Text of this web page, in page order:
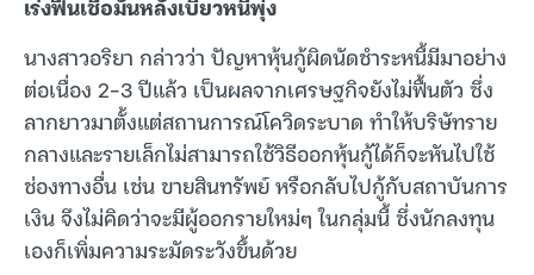
นางสาวอริยา กล่าวว่า ปัญหาหุ้นกู้ผิดนัดชำระหนี้มีมาอย่าง
ต่อเนื่อง 2-3 ปีแล้ว เป็นผลจากเศรษฐกิจยังไม่ฟื้นตัว ซึ่ง
ลากยาวมาตั้งแต่สถานการณ์โควิดระบาด ทำให้บริษัทราย
กลางและรายเล็กไม่สามารถใช้วิธีออกหุ้นกู้ได้ก็จะหันไปใช้
ช่องทางอื่น เช่น ขายสินทรัพย์ หรือกลับไปกู้กับสถาบันการ
เงิน จึงไม่คิดว่าจะมีผู้ออกรายใหม่ๆ ในกลุ่มนี้ ซึ่งนักลงทุน
เองก็เพิ่มความระมัดระวังขึ้นด้วย